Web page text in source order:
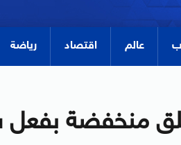
عالم اقتصاد رياضة
منخفضة بفعل